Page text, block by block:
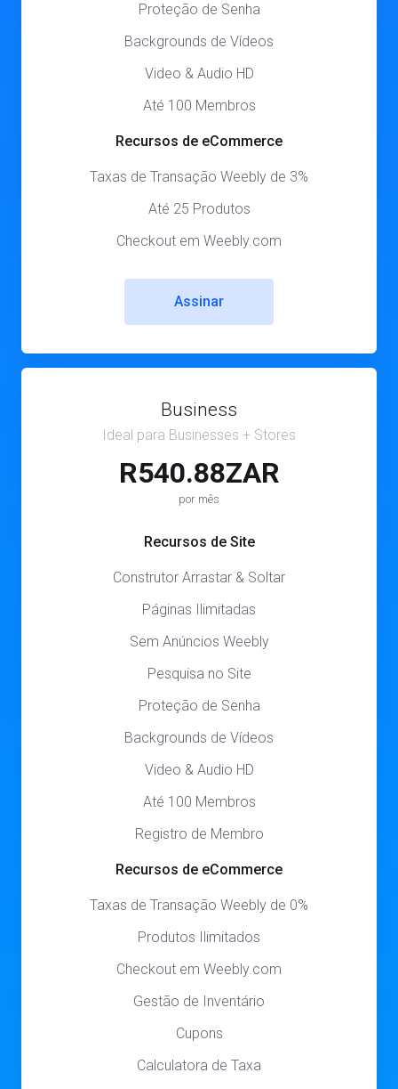
Proteção de Senha
Backgrounds de Vídeos
Video & Audio HD
Até 100 Membros
Recursos de eCommerce
Taxas de Transação Weebly de 3%
Até 25 Produtos
Checkout em Weebly.com
Assinar
Business
Ideal para Businesses + Stores
R540.88ZAR
por mês
Recursos de Site
Construtor Arrastar & Soltar
Páginas Ilimitadas
Sem Anúncios Weebly
Pesquisa no Site
Proteção de Senha
Backgrounds de Vídeos
Video & Audio HD
Até 100 Membros
Registro de Membro
Recursos de eCommerce
Taxas de Transação Weebly de 0%
Produtos Ilimitados
Checkout em Weebly.com
Gestão de Inventário
Cupons
Calculatora de Taxa